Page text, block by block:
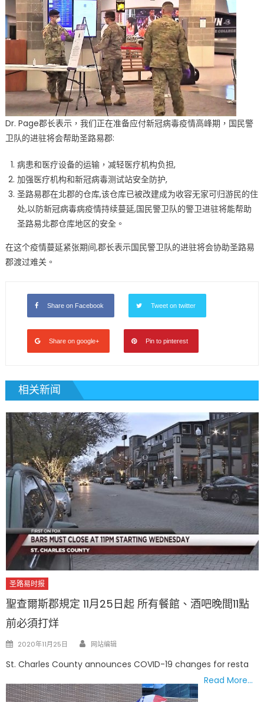
疫
情
高
峰
期
郡
长
请
求
密
州
国
民
警
卫
紧
援〉
Dr. Page郡长表示，我们正在准备应付新冠病毒疫情高峰期，国民警
卫队的进驻将会帮助圣路易郡:
病患和医疗设备的运输，减轻医疗机构负担,
加强医疗机构和新冠病毒测试站安全防护,
圣路易郡在北郡的仓库,该仓库已被改建成为收容无家可归游民的住
处,以防新冠病毒病疫情持续蔓延,国民警卫队的警卫进驻将能帮助
圣路易北郡仓库地区的安全。
在这个疫情蔓延紧张期间,郡长表示国民警卫队的进驻将会协助圣路易
郡渡过难关。
Share on Facebook Tweet on twitter
Share on google+ Pin to pinterest
相关新闻
圣路易时报
聖查爾斯郡規定 11月25日起 所有餐館、酒吧晚間11點
前必須打烊
Posted
2020年11月25日 Author
网站编辑
St. Charles County announces COVID-19 changes for resta
Read More…